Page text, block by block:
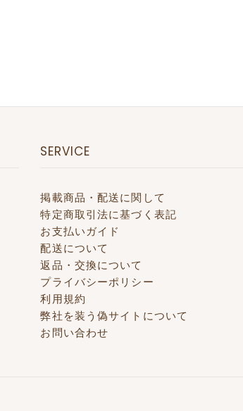
SERVICE
掲載商品・配送に関して
特定商取引法に基づく表記
お支払いガイド
配送について
返品・交換について
プライバシーポリシー
利用規約
弊社を装う偽サイトについて
お問い合わせ